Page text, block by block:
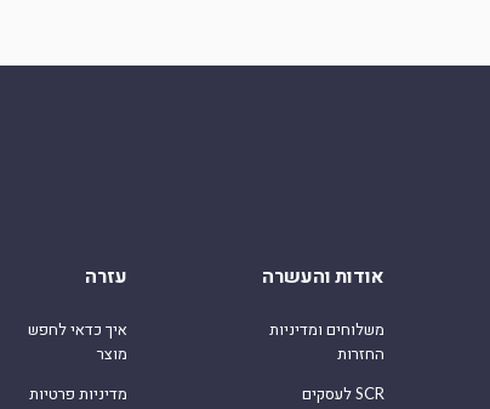
אודות והעשרה
משלוחים ומדיניות
החזרות
לעסקים SCR
עזרה
איך כדאי לחפש
מוצר
מדיניות פרטיות